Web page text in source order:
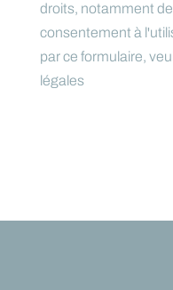
droits, notamment
consentement à
par ce formulaire,
légales